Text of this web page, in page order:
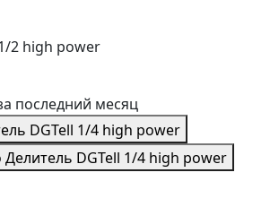
2 high power
последний месяц